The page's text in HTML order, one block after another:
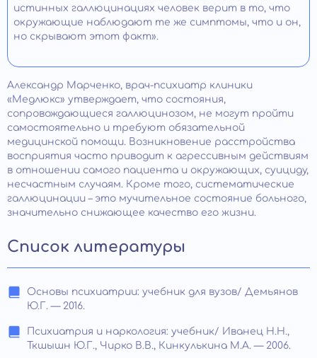
истинных галлюцинациях человек верит в то, что
окружающие наблюдают те же симптомы, что и он,
но скрывают этот факт».
Александр Марченко, врач-психиатр клиники
«Медлюкс» утверждает, что состояния,
сопровождающиеся галлюцинозом, не могут пройти
самостоятельно и требуют обязательной
медицинской помощи. Возникновение расстройства
восприятия часто приводит к агрессивным действиям
в отношении самого пациента и окружающих, суициду,
несчастным случаям. Кроме того, систематические
галлюцинации – это мучительное состояние больного,
значительно снижающее качество его жизни.
Список литературы
Основы психиатрии: учебник для вузов/ Демьянов
Ю.Г. — 2016.
Психиатрия и наркология: учебник/ Иванец Н.Н.,
Ткшышн Ю.Г., Чирко В.В., Кинкулькина М.А. — 2006.